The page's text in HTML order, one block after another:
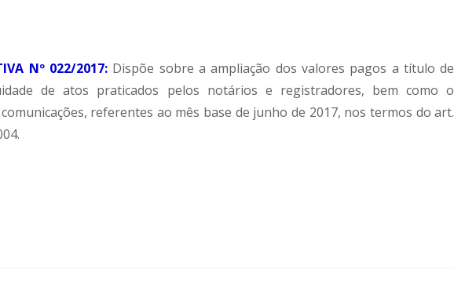
Nº 022/2017:Dispõe sobre a ampliação dos valores pagos a título de
de atos praticados pelos notários e registradores, bem como o
referentes ao mês base de junho de 2017, nos termos do art.